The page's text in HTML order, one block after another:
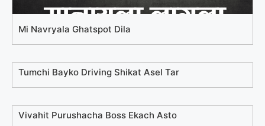
Mi Navryala Ghatspot Dila
Tumchi Bayko Driving Shikat Asel Tar
Vivahit Purushacha Boss Ekach Asto